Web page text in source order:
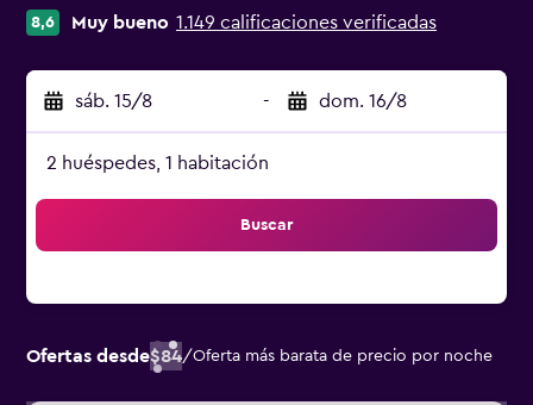
8,6 Muy bueno 1.149 calificaciones verificadas
sáb. 15/8 - dom. 16/8
2 huéspedes, 1 habitación
Buscar
Ofertas desde$84/Oferta más barata de precio por noche